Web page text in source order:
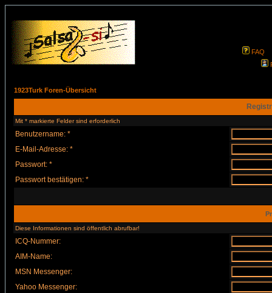
FAQ
1923Turk Foren-Übersicht
Mit * markierte Felder sind erforderlich
Benutzername: *
E-Mail-Adresse: *
Passwort: *
Passwort bestätigen: *
Diese Informationen sind öffentlich abrufbar!
ICQ-Nummer:
AIM-Name:
MSN Messenger:
Yahoo Messenger: